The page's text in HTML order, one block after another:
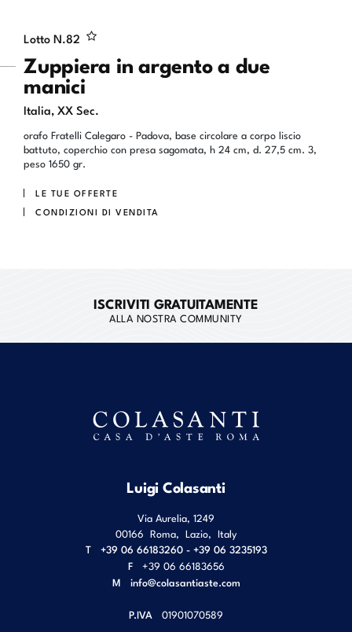
Lotto N.82
Zuppiera in argento a due
manici
Italia, XX Sec.
orafo Fratelli Calegaro - Padova, base circolare a corpo liscio
battuto, coperchio con presa sagomata, h 24 cm, d. 27,5 cm. 3,
peso 1650 gr.
LE TUE OFFERTE
CONDIZIONI DI VENDITA
ISCRIVITI GRATUITAMENTE
ALLA NOSTRA COMMUNITY
Luigi Colasanti
Via Aurelia, 1249
00166 Roma Lazio Italy
T
+39 06 66183260 - +39 06 3235193
F
+39 06 66183656
M info@colasantiaste.com
P.IVA 01901070589